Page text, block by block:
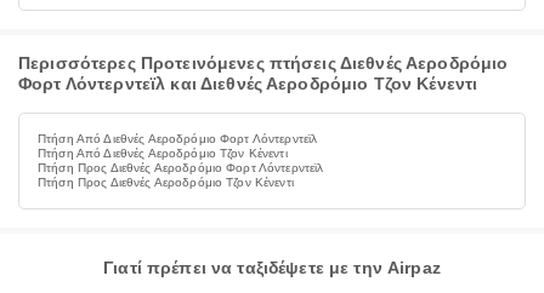
Περισσότερες Προτεινόμενες πτήσεις Διεθνές Αεροδρόμιο
Φορτ Λόντερντεϊλ και Διεθνές Αεροδρόμιο Τζον Κένεντι
Πτήση Από Διεθνές Αεροδρόμιο Φορτ Λόντερντεϊλ
Πτήση Από Διεθνές Αεροδρόμιο Τζον Κένεντι
Πτήση Προς Διεθνές Αεροδρόμιο Φορτ Λόντερντεϊλ
Πτήση Προς Διεθνές Αεροδρόμιο Τζον Κένεντι
Γιατί πρέπει να ταξιδέψετε με την Airpaz